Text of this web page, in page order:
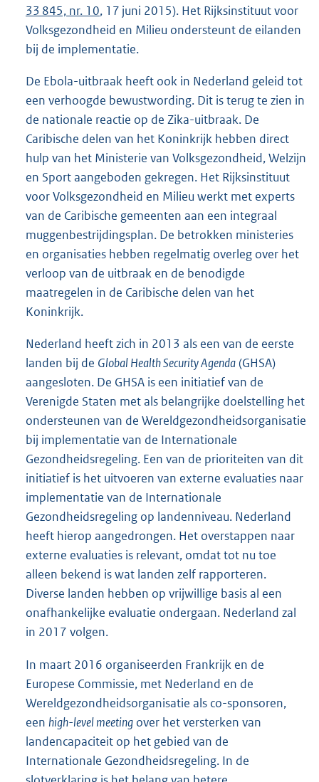
33 845, nr. 10, 17 juni 2015). Het Rijksinstituut voor
Volksgezondheid en Milieu ondersteunt de eilanden
bij de implementatie.
De Ebola-uitbraak heeft ook in Nederland geleid tot
een verhoogde bewustwording. Dit is terug te zien in
de nationale reactie op de Zika-uitbraak. De
Caribische delen van het Koninkrijk hebben direct
hulp van het Ministerie van Volksgezondheid, Welzijn
en Sport aangeboden gekregen. Het Rijksinstituut
voor Volksgezondheid en Milieu werkt met experts
van de Caribische gemeenten aan een integraal
muggenbestrijdingsplan. De betrokken ministeries
en organisaties hebben regelmatig overleg over het
verloop van de uitbraak en de benodigde
maatregelen in de Caribische delen van het
Koninkrijk.
Nederland heeft zich in 2013 als een van de eerste
landen bij de Global Health Security Agenda(GHSA)
aangesloten. De GHSA is een initiatief van de
Verenigde Staten met als belangrijke doelstelling het
ondersteunen van de Wereldgezondheidsorganisatie
bij implementatie van de Internationale
Gezondheidsregeling. Een van de prioriteiten van dit
initiatief is het uitvoeren van externe evaluaties naar
implementatie van de Internationale
Gezondheidsregeling op landenniveau. Nederland
heeft hierop aangedrongen. Het overstappen naar
externe evaluaties is relevant, omdat tot nu toe
alleen bekend is wat landen zelf rapporteren.
Diverse landen hebben op vrijwillige basis al een
onafhankelijke evaluatie ondergaan. Nederland zal
in 2017 volgen.
In maart 2016 organiseerden Frankrijk en de
Europese Commissie, met Nederland en de
Wereldgezondheidsorganisatie als co-sponsoren,
een high-level meeting over het versterken van
landencapaciteit op het gebied van de
Internationale Gezondheidsregeling. In de